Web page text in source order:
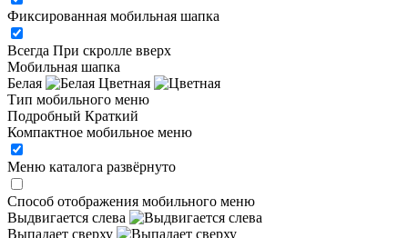
Фиксированная мобильная шапка
Всегда При скролле вверх
Мобильная шапка
Белая
Цветная
Тип мобильного меню
Подробный Краткий
Компактное мобильное меню
Меню каталога развёрнуто
Способ отображения мобильного меню
Выдвигается слева
Выпадает сверху